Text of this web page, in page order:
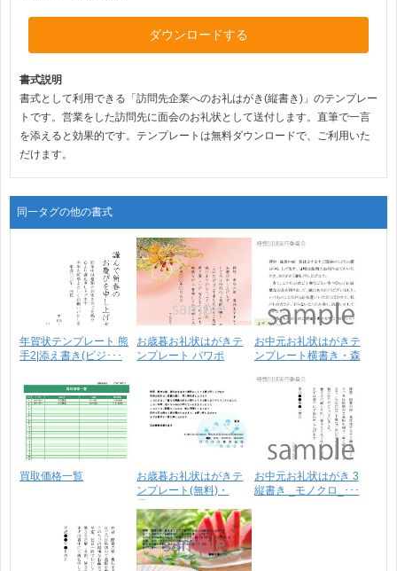
ダウンロードする
書式説明
書式として利用できる「訪問先企業へのお礼はがき(縦書き)」のテンプレー
トです。営業をした訪問先に面会のお礼状として送付します。直筆で一言
を添えると効果的です。テンプレートは無料ダウンロードで、ご利用いた
だけます。
同一タグの他の書式
年賀状テンプレート 熊
手2|添え書き(ビジ･･･
お歳暮お礼状はがきテ
ンプレート パワポ
お中元お礼状はがきテ
ンプレート横書き・森
買取価格一覧
お歳暮お礼状はがきテ
ンプレート(無料)・
お中元お礼状はがき 3
縦書き _モノクロ_･･･